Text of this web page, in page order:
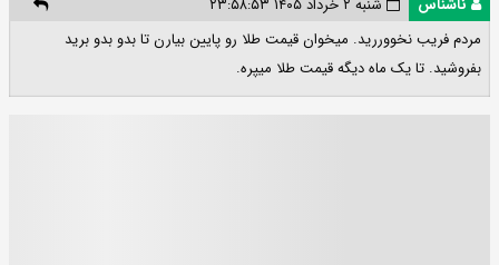
ناشناس
شنبه ۲ خرداد ۱۴۰۵ ۲۳:۵۸:۵۳
مردم فریب نخووررید. میخوان قیمت طلا رو پایین بیارن تا بدو بدو برید
بفروشید. تا یک ماه دیگه قیمت طلا میپره.